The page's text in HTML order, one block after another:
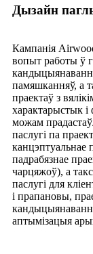
Дызайн
Кампанія
вопыт работы ў
памяшканняў, а
праектаў з
характарыстык
можам
паслугі па
канцэптуальнае
падрабязнае
чарцяжоў), а
паслугі для
і прапановы,
аптымізацыя